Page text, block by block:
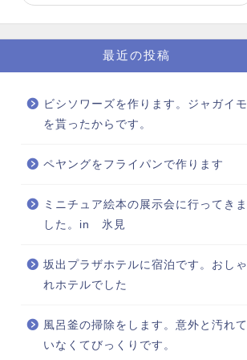
最近の投稿
ビシソワーズを作ります。ジャガイモ
を貰ったからです。
ペヤングをフライパンで作ります
ミニチュア絵本の展示会に行ってきま
した。in 氷見
坂出プラザホテルに宿泊です。おしゃ
れホテルでした
風呂釜の掃除をします。意外と汚れて
いなくてびっくりです。